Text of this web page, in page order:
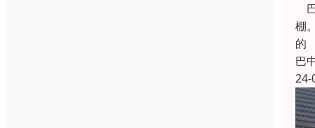
棚
的
巴
24-